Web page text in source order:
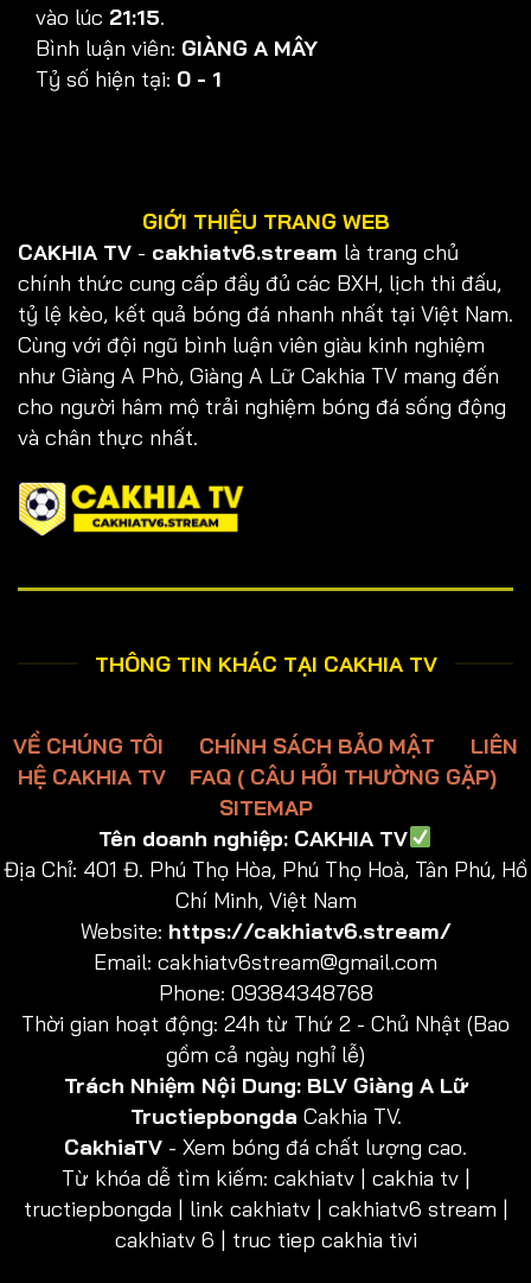
vào lúc 21:15.
Bình luận viên: GIÀNG A MÂY
Tỷ số hiện tại: 0 - 1
GIỚI THIỆU TRANG WEB
CAKHIA TV - cakhiatv6.stream là trang chủ
chính thức cung cấp đầy đủ các BXH, lịch thi đấu,
tỷ lệ kèo, kết quả bóng đá nhanh nhất tại Việt Nam.
Cùng với đội ngũ bình luận viên giàu kinh nghiệm
như Giàng A Phò, Giàng A Lữ Cakhia TV mang đến
cho người hâm mộ trải nghiệm bóng đá sống động
và chân thực nhất.
THÔNG TIN KHÁC TẠI CAKHIA TV
VỀ CHÚNG TÔI CHÍNH SÁCH BẢO MẬT
LIÊN
HỆ CAKHIA TV
FAQ ( CÂU HỎI THƯỜNG GẶP)
SITEMAP
Tên doanh nghiệp: CAKHIA TV
Địa Chỉ: 401 Đ. Phú Thọ Hòa, Phú Thọ Hoà, Tân Phú, Hồ
Chí Minh, Việt Nam
Website: https://cakhiatv6.stream/
Email: cakhiatv6stream@gmail.com
Phone: 09384348768
Thời gian hoạt động: 24h từ Thứ 2 - Chủ Nhật (Bao
gồm cả ngày nghỉ lễ)
Trách Nhiệm Nội Dung: BLV Giàng A Lữ
Tructiepbongda Cakhia TV.
CakhiaTV - Xem bóng đá chất lượng cao.
Từ khóa dễ tìm kiếm: cakhiatv | cakhia tv |
tructiepbongda | link cakhiatv | cakhiatv6 stream |
cakhiatv 6 | truc tiep cakhia tivi